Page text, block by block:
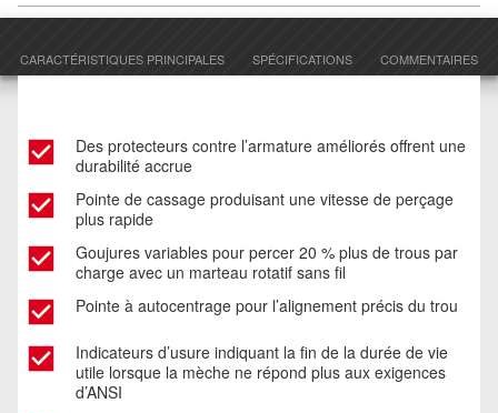
CARACTÉRISTIQUES PRINCIPALES SPÉCIFICATIONS COMMENTAIRES
Des protecteurs contre l’armature améliorés offrent une
durabilité accrue
Pointe de cassage produisant une vitesse de perçage
plus rapide
Goujures variables pour percer 20 % plus de trous par
charge avec un marteau rotatif sans fil
Pointe à autocentrage pour l’alignement précis du trou
Indicateurs d’usure indiquant la fin de la durée de vie
utile lorsque la mèche ne répond plus aux exigences
d’ANSI